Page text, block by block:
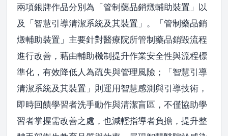
兩項銀牌作品分別為「管制藥品銷燬輔助裝置」以
及「智慧引導清潔系統及其裝置」。「管制藥品銷
燬輔助裝置」主要針對醫療院所管制藥品銷毀流程
進行改善，藉由輔助機制提升作業安全性與流程標
準化，有效降低人為疏失與管理風險；「智慧引導
清潔系統及其裝置」則運用智慧感測與引導技術，
即時回饋學習者洗手動作與清潔盲區，不僅協助學
習者掌握需改善之處，也減輕指導者負擔，提升整